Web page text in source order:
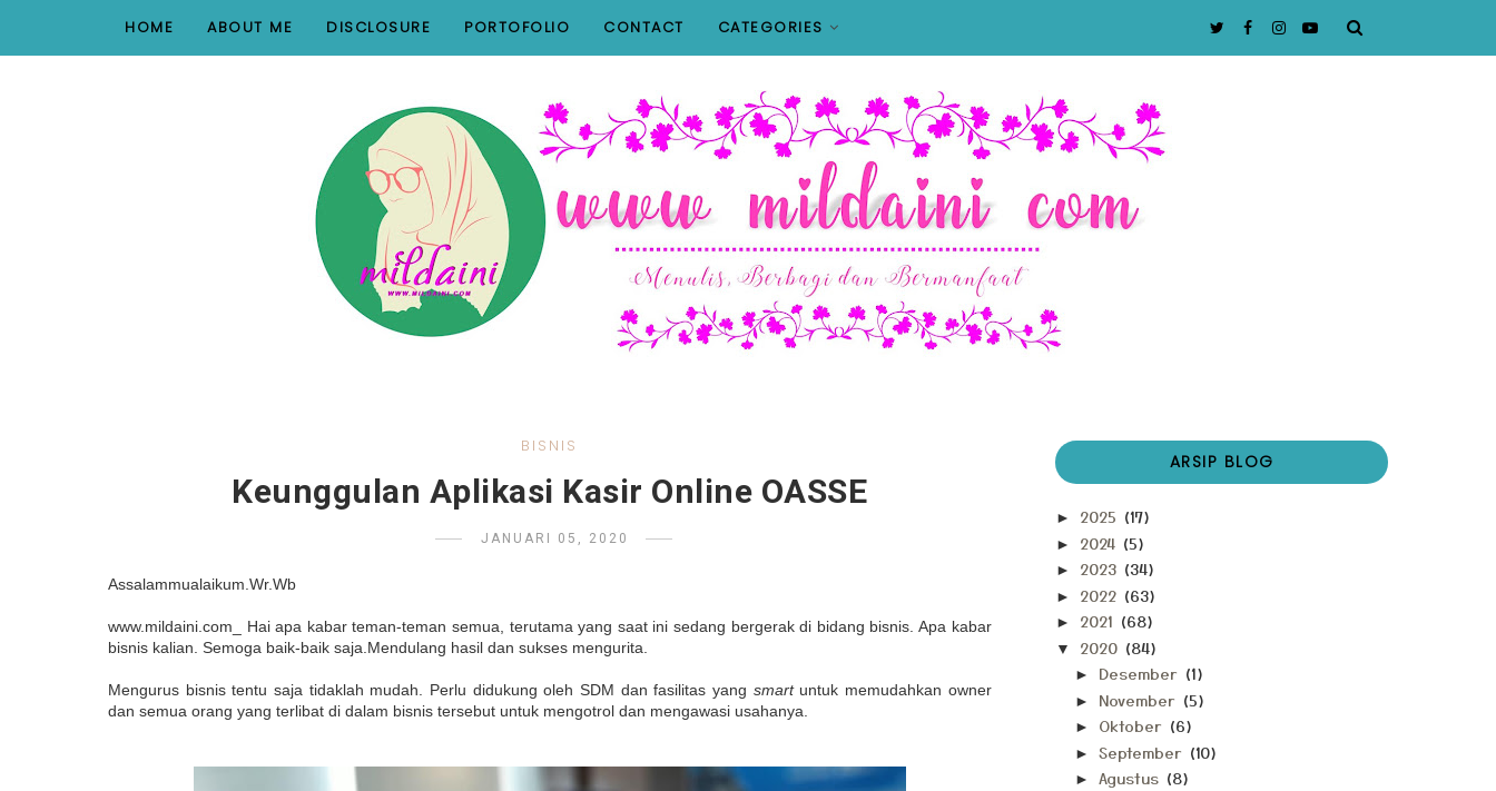
HOME ABOUT ME DISCLOSURE PORTOFOLIO CONTACT CATEGORIES
BISNIS
Keunggulan Aplikasi Kasir Online OASSE
JANUARI 05, 2020
Assalammualaikum.Wr.Wb
www.mildaini.com_ Hai apa kabar teman-teman semua, terutama yang saat ini sedang bergerak di bidang bisnis. Apa kabar
bisnis kalian. Semoga baik-baik saja.Mendulang hasil dan sukses mengurita.
Mengurus bisnis tentu saja tidaklah mudah. Perlu didukung oleh SDM dan fasilitas yang smartuntuk memudahkan owner
dan semua orang yang terlibat di dalam bisnis tersebut untuk mengotrol dan mengawasi usahanya.
ARSIP BLOG
► 2025 (17)
► 2024 (5)
► 2023 (34)
► 2022 (63)
► 2021 (68)
▼ 2020 (84)
► Desember (1)
► November (5)
► Oktober (6)
► September (10)
► Agustus (8)